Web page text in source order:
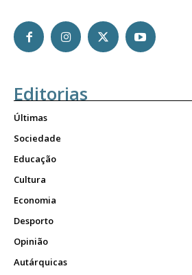
Editorias
Últimas
Sociedade
Educação
Cultura
Economia
Desporto
Opinião
Autárquicas